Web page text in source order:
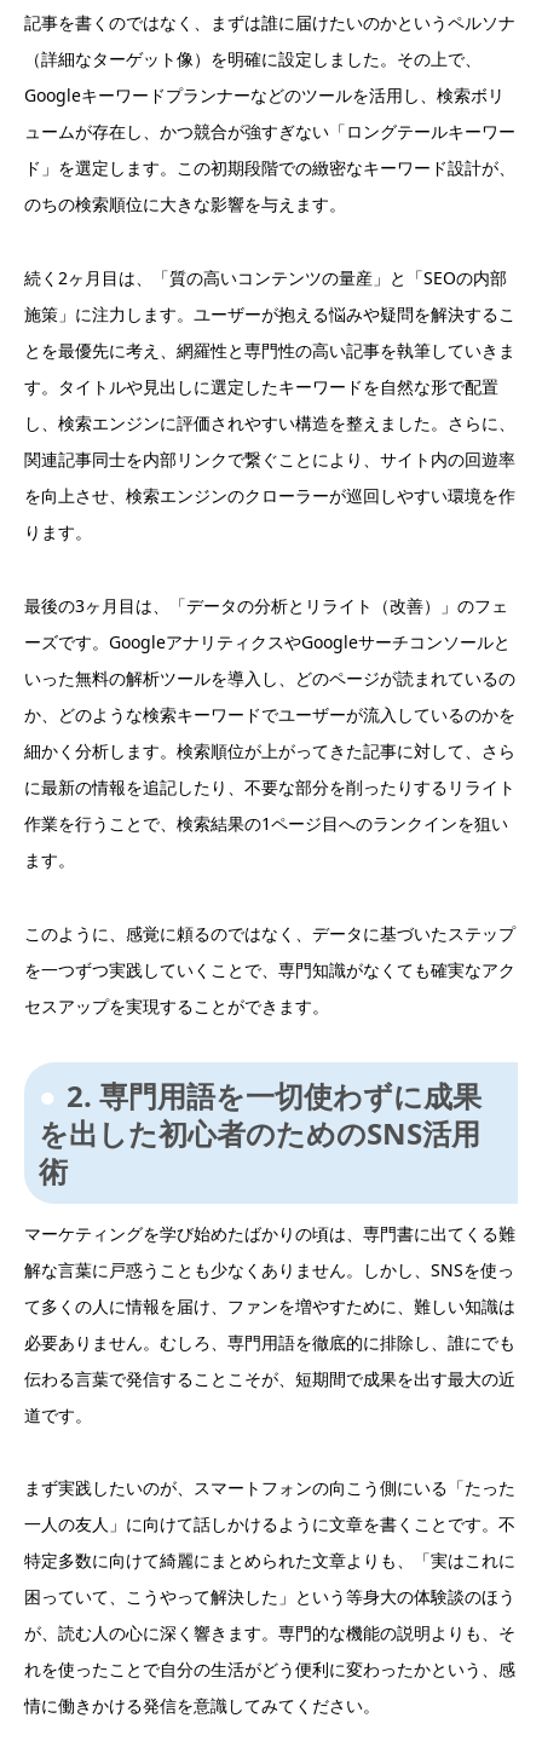
記事を書くのではなく、まずは誰に届けたいのかというペルソナ
（詳細なターゲット像）を明確に設定しました。その上で、
Googleキーワードプランナーなどのツールを活用し、検索ボリ
ュームが存在し、かつ競合が強すぎない「ロングテールキーワー
ド」を選定します。この初期段階での緻密なキーワード設計が、
のちの検索順位に大きな影響を与えます。
続く2ヶ月目は、「質の高いコンテンツの量産」と「SEOの内部
施策」に注力します。ユーザーが抱える悩みや疑問を解決するこ
とを最優先に考え、網羅性と専門性の高い記事を執筆していきま
す。タイトルや見出しに選定したキーワードを自然な形で配置
し、検索エンジンに評価されやすい構造を整えました。さらに、
関連記事同士を内部リンクで繋ぐことにより、サイト内の回遊率
を向上させ、検索エンジンのクローラーが巡回しやすい環境を作
ります。
最後の3ヶ月目は、「データの分析とリライト（改善）」のフェ
ーズです。GoogleアナリティクスやGoogleサーチコンソールと
いった無料の解析ツールを導入し、どのページが読まれているの
か、どのような検索キーワードでユーザーが流入しているのかを
細かく分析します。検索順位が上がってきた記事に対して、さら
に最新の情報を追記したり、不要な部分を削ったりするリライト
作業を行うことで、検索結果の1ページ目へのランクインを狙い
ます。
このように、感覚に頼るのではなく、データに基づいたステップ
を一つずつ実践していくことで、専門知識がなくても確実なアク
セスアップを実現することができます。
2. 専門用語を一切使わずに成果
を出した初心者のためのSNS活用
術
マーケティングを学び始めたばかりの頃は、専門書に出てくる難
解な言葉に戸惑うことも少なくありません。しかし、SNSを使っ
て多くの人に情報を届け、ファンを増やすために、難しい知識は
必要ありません。むしろ、専門用語を徹底的に排除し、誰にでも
伝わる言葉で発信することこそが、短期間で成果を出す最大の近
道です。
まず実践したいのが、スマートフォンの向こう側にいる「たった
一人の友人」に向けて話しかけるように文章を書くことです。不
特定多数に向けて綺麗にまとめられた文章よりも、「実はこれに
困っていて、こうやって解決した」という等身大の体験談のほう
が、読む人の心に深く響きます。専門的な機能の説明よりも、そ
れを使ったことで自分の生活がどう便利に変わったかという、感
情に働きかける発信を意識してみてください。